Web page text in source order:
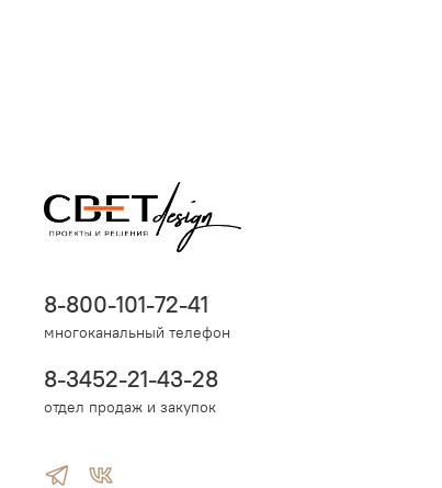
8-800-101-72-41
многоканальный телефон
8-3452-21-43-28
отдел продаж и закупок